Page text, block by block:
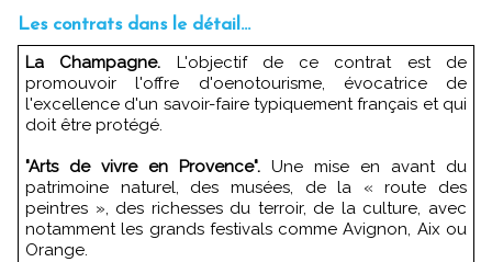
Les contrats dans le détail...
La Champagne. L'objectif de ce contrat est de
promouvoir l'offre d'oenotourisme, évocatrice de
l'excellence d'un savoir-faire typiquement français et qui
doit être protégé.
"Arts de vivre en Provence". Une mise en avant du
patrimoine naturel, des musées, de la « route des
peintres », des richesses du terroir, de la culture, avec
notamment les grands festivals comme Avignon, Aix ou
Orange.